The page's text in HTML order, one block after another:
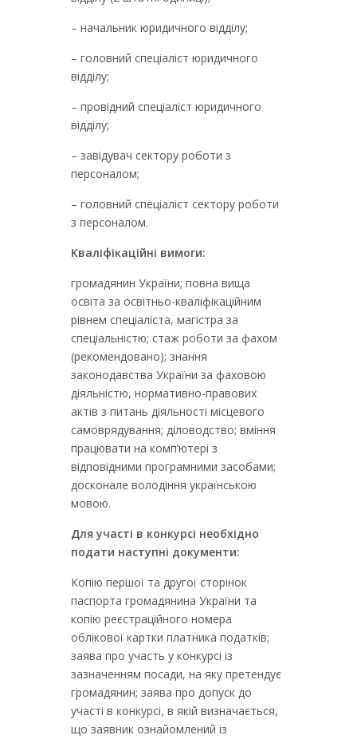
– начальник юридичного відділу;
– головний спеціаліст юридичного
відділу;
– провідний спеціаліст юридичного
відділу;
– завідувач сектору роботи з
персоналом;
– головний спеціаліст сектору роботи
з персоналом.
Кваліфікаційні вимоги:
громадянин України; повна вища
освіта за освітньо-кваліфікаційним
рівнем спеціаліста, магістра за
спеціальністю; стаж роботи за фахом
(рекомендовано); знання
законодавства України за фаховою
діяльністю, нормативно-правових
актів з питань діяльності місцевого
самоврядування; діловодство; вміння
працювати на комп’ютері з
відповідними програмними засобами;
досконале володіння українською
мовою.
Для участі в конкурсі необхідно
подати наступні документи:
Копію першої та другої сторінок
паспорта громадянина України та
копію реєстраційного номера
облікової картки платника податків;
заява про участь у конкурсі із
зазначенням посади, на яку претендує
громадянин; заява про допуск до
участі в конкурсі, в якій визначається,
що заявник ознайомлений із